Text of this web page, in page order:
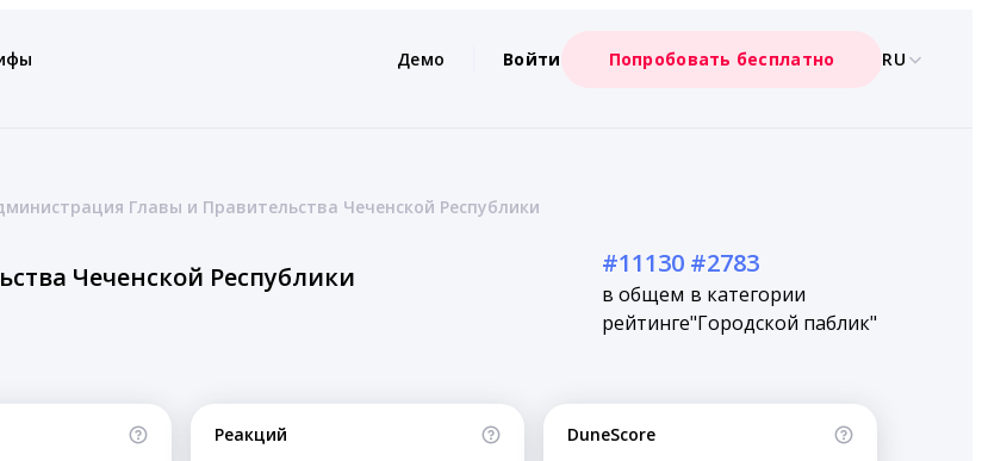
Демо Войти Попробовать бесплатно RU
Главы и Правительства Чеченской Республики
Чеченской Республики #11130
в общем
рейтинге
#2783
в категории
"Городской паблик"
Реакций DuneScore